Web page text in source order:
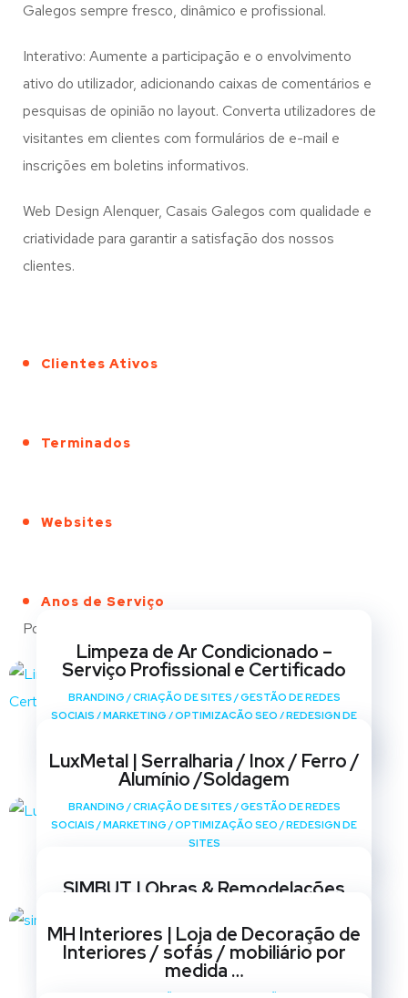
Galegos sempre fresco, dinâmico e profissional.
Interativo: Aumente a participação e o envolvimento
ativo do utilizador, adicionando caixas de comentários e
pesquisas de opinião no layout. Converta utilizadores de
visitantes em clientes com formulários de e-mail e
inscrições em boletins informativos.
Web Design Alenquer, Casais Galegos com qualidade e
criatividade para garantir a satisfação dos nossos
clientes.
Clientes Ativos
Terminados
Websites
Anos de Serviço
Portfólio
Limpeza de Ar Condicionado –
Serviço Profissional e Certificado
BRANDING /CRIAÇÃO DE SITES /GESTÃO DE REDES
SOCIAIS /MARKETING /OPTIMIZAÇÃO SEO /REDESIGN DE
LuxMetal | Serralharia / Inox / Ferro /
Alumínio /Soldagem
BRANDING /CRIAÇÃO DE SITES /GESTÃO DE REDES
SOCIAIS /MARKETING /OPTIMIZAÇÃO SEO /REDESIGN DE
SITES
SIMBUT | Obras & Remodelações
SOCIAIS /MARKETING OPTIMIZAÇÃO SEO/ REDESIGN DE
SITES
MH Interiores | Loja de Decoração de
Interiores / sofás / mobiliário por
medida …